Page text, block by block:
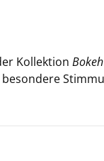
Kol­lek­ti­on Bokeh